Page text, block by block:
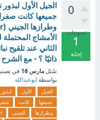
0
تصويتات
1
إجابة
الجيل الأول لبذور
جميعها كانت
الأمشاج المحتملة
الثاني عند تلقيح
ذاتيًا ؟ - مع الشرح
سُئل مارس 16 في
بواسطة ابوعبدالله
الجيل الأول لبذور
جميعها
كانت
وطرازها
الجيني